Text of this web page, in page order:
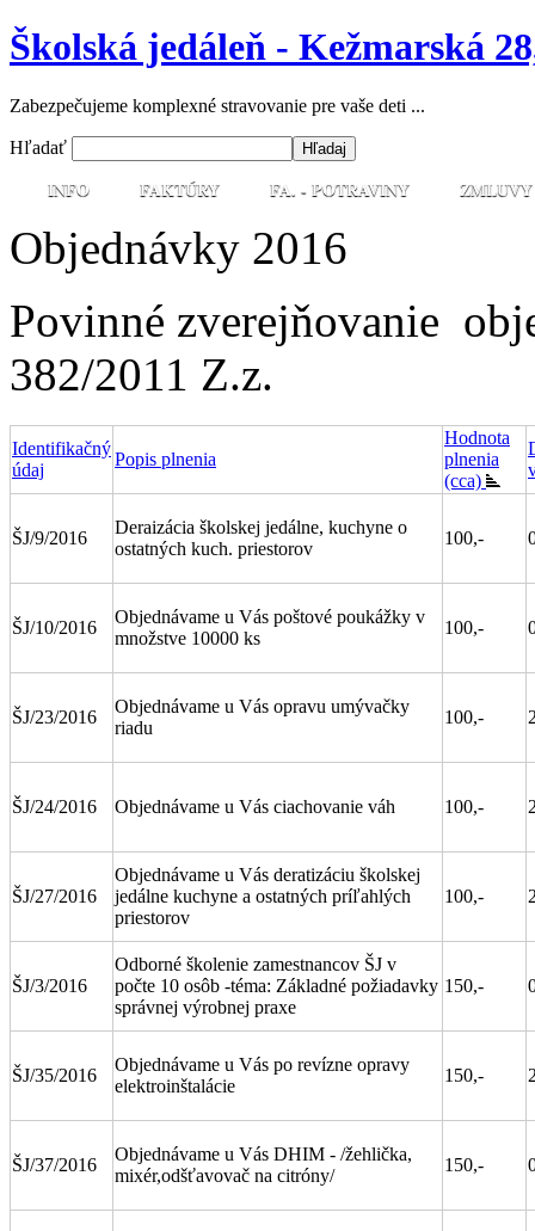
Školská jedáleň - Kežmarská
Zabezpečujeme komplexné stravovanie pre vaše deti ...
Hľadať
INFO FAKTÚRY FA. - POTRAVINY ZMLUVY
Objednávky 2016
Povinné zverejňovanie
382/2011 Z.z.
Identifikačný
údaj
Popis plnenia
Hodnota
plnenia
(cca)
ŠJ/9/2016
Deraizácia školskej jedálne, kuchyne o
ostatných kuch. priestorov
100,-
ŠJ/10/2016
Objednávame u Vás poštové poukážky v
množstve 10000 ks
100,-
ŠJ/23/2016
Objednávame u Vás opravu umývačky
riadu
100,-
ŠJ/24/2016 Objednávame u Vás ciachovanie váh 100,-
ŠJ/27/2016
Objednávame u Vás deratizáciu školskej
jedálne kuchyne a ostatných príľahlých
priestorov
100,-
ŠJ/3/2016
Odborné školenie zamestnancov ŠJ v
počte 10 osôb -téma: Základné požiadavky
správnej výrobnej praxe
150,-
ŠJ/35/2016
Objednávame u Vás po revízne opravy
elektroinštalácie
150,-
ŠJ/37/2016
Objednávame u Vás DHIM - /žehlička,
mixér,odšťavovač na citróny/
150,-